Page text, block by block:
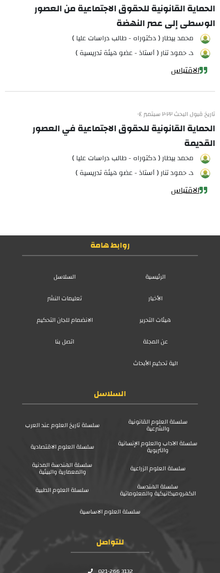
الحماية القانونية للحقوق الاجتماعية من العصور
الوسطى إلى عصر النهضة
محمد بيطار ( دكتوراه - طالب دراسات عليا )
د. حمود تنار ( أستاذ - عضو هيئة تدريسية )
الاقتباس
تاريخ قبول البحث ٢٠٢٢ سبتمبر ٠٤
الحماية القانونية للحقوق الاجتماعية في العصور
القديمة
محمد بيطار ( دكتوراه - طالب دراسات عليا )
د. حمود تنار ( أستاذ - عضو هيئة تدريسية )
الاقتباس
روابط هامة
الرئيسية
السلاسل
الأخبار
تعليمات النشر
هيئات التحرير
الانضمام للجان التحكيم
عن المجلة
اتصل بنا
آلية تحكيم الأبحاث
السلاسل
سلسلة العلوم القانونية
والشرعية
سلسلة تاريخ العلوم عند العرب
سلسلة الآداب والعلوم الإنسانية
والتربوية
سلسلة العلوم الاقتصادية
سلسلة العلوم الزراعية
سلسلة الهندسة المدنية
والمعمارية والبيئية
سلسلة الهندسة
الكهروميكانيكية والمعلوماتية
سلسلة العلوم الطبية
سلسلة العلوم الاساسية
للتواصل
021-266 3132